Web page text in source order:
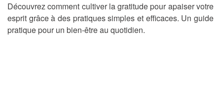
Découvrez comment cultiver la gratitude pour apaiser votre
esprit grâce à des pratiques simples et efficaces. Un guide
pratique pour un bien-être au quotidien.